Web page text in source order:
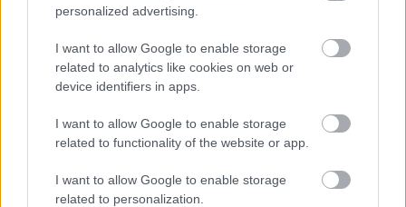
personalized advertising.
I want to allow Google to enable storage
related to analytics like cookies on web or
device identifiers in apps.
I want to allow Google to enable storage
related to functionality of the website or app.
I want to allow Google to enable storage
related to personalization.
ΑΣΕΠ: Αυτές είναι οι δύο επόμενες
προκηρύξεις «μαμούθ» (με μόρια)
Αλλάζουν τα χαρτονομίσματα ευρώ –
Οριστικά εκτός το 500ευρο